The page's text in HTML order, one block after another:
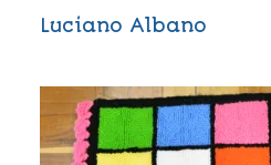
Luciano Albano